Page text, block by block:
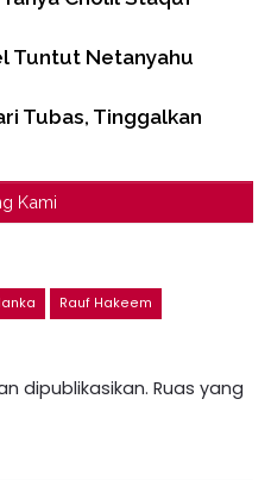
Tuntut Netanyahu
Tubas, Tinggalkan
Kami
Rauf Hakeem
dipublikasikan. Ruas yang